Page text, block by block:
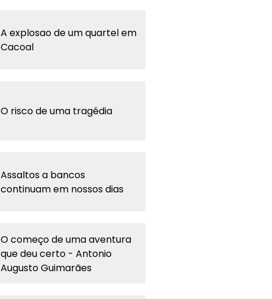
A explosao de um quartel em
Cacoal
O risco de uma tragédia
Assaltos a bancos
continuam em nossos dias
O começo de uma aventura
que deu certo - Antonio
Augusto Guimarães